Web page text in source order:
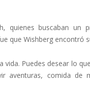
quienes buscaban un
que Wishberg encontró
Puedes desear lo
aventuras, comida de